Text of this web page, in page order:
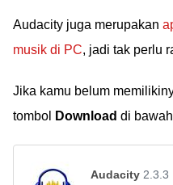
Audacity juga merupakan
musik di PC, jadi tak perlu
Jika kamu belum
tombol
Download di
Audacity 2.3.3